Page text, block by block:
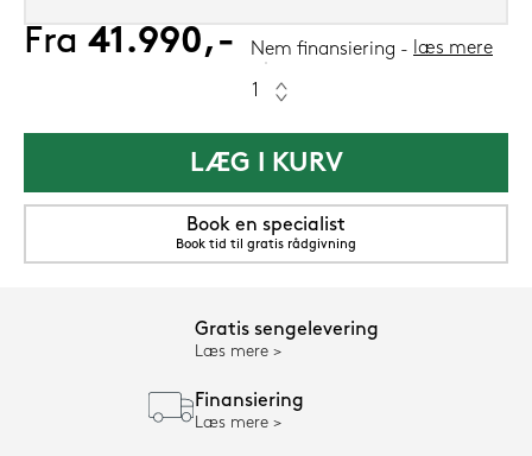
Fra 41.990,- Nem finansiering læs mere
LÆG I KURV
Book en specialist
Book tid til gratis rådgivning
Gratis sengelevering
Læs mere
Finansiering
Læs mere